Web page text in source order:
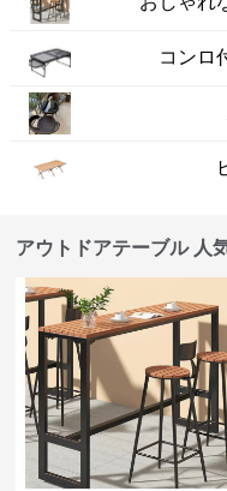
コンロ
アウトドアテーブル 人